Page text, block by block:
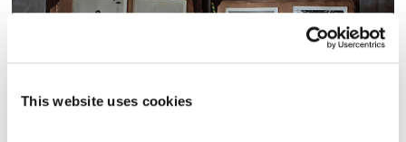
This website uses cookies